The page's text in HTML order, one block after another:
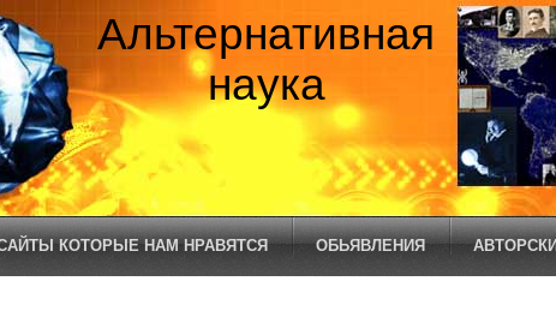
Альтернативная
наука
КОТОРЫЕ НАМ НРАВЯТСЯ ОБЬЯВЛЕНИЯ